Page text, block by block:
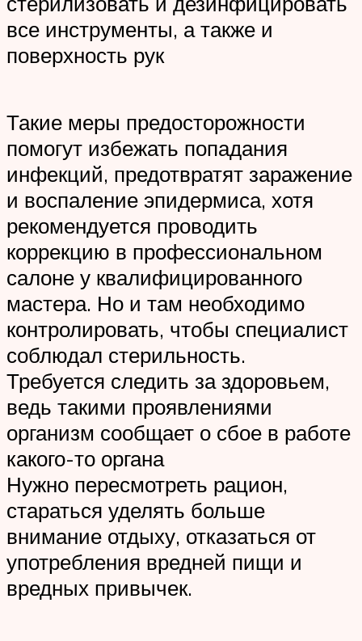
все инструменты, а также и
поверхность рук
Такие меры предосторожности
помогут избежать попадания
инфекций, предотвратят заражение
и воспаление эпидермиса, хотя
рекомендуется проводить
коррекцию в профессиональном
салоне у квалифицированного
мастера. Но и там необходимо
контролировать, чтобы специалист
соблюдал стерильность.
Требуется следить за здоровьем,
ведь такими проявлениями
организм сообщает о сбое в работе
какого-то органа
Нужно пересмотреть рацион,
стараться уделять больше
внимание отдыху, отказаться от
употребления вредней пищи и
вредных привычек.